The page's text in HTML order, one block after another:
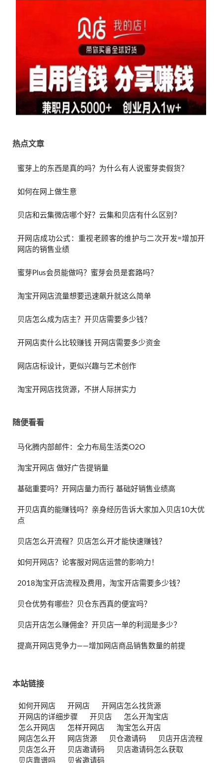
热点文章
蜜芽上的东西是真的吗？为什么有人说蜜芽卖假货？
如何在网上做生意
贝店和云集微店哪个好？云集和贝店有什么区别？
开网店成功公式：重视老顾客的维护与二次开发=增加开
网店的销售业绩
蜜芽Plus会员能做吗？蜜芽会员是套路吗？
淘宝开网店流量想要迅速飙升就这么简单
贝店怎么成为店主？开贝店需要多少钱？
开网店卖什么比较赚钱 开网店需要多少资金
网店店标设计，更似兴趣与艺术创作
淘宝开网店找货源，不拼人际拼实力
随便看看
马化腾内部邮件：全力布局生活类O2O
淘宝开网店 做好广告提销量
基础重要吗？开网店量力而行 基础好销售业绩高
开贝店真的能赚钱吗？亲身经历告诉大家加入贝店10大优
点
贝店怎么开流程？贝店怎么开才能快速赚钱？
如何开网店？论客服对网店运营的影响力！
2018淘宝开店流程及费用，淘宝开店需要多少钱？
贝仓优势有哪些？贝仓东西真的便宜吗？
贝店开店怎么赚佣金？开贝店一单的利润是多少？
提高开网店竞争力——增加网店商品销售数量的前提
本站链接
如何开网店 开网店
开网店怎么找货源
开网店的详细步骤
开贝店
怎么开淘宝店
怎么开网店
怎样开网店
淘宝怎么开店
网店怎么开
网店货源 贝仓邀请码
贝店开店流程
贝店怎么开
贝店邀请码
贝店邀请码怎么获取
贝店靠谱吗
贝省邀请码